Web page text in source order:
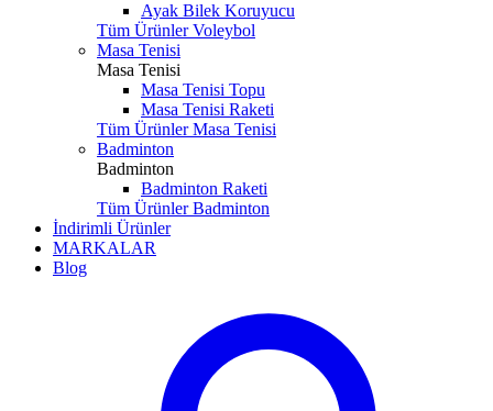
Ayak Bilek Koruyucu
Tüm Ürünler Voleybol
Masa Tenisi
Masa Tenisi
Masa Tenisi Topu
Masa Tenisi Raketi
Tüm Ürünler Masa Tenisi
Badminton
Badminton
Badminton Raketi
Tüm Ürünler Badminton
İndirimli Ürünler
MARKALAR
Blog